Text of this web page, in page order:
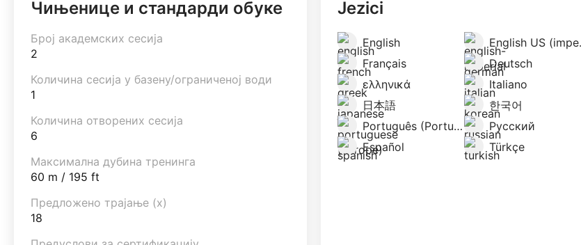
Чињенице и стандарди обуке
Број академских сесија
2
Количина сесија у базену/ограниченој води
1
Количина отворених сесија
6
Максимална дубина тренинга
60 m / 195 ft
Предложено трајање (х)
18
Jezici
English
Français
Deutsch
ελληνικά
Italiano
日本語
한국어
Português (Portugal)
Русский
Español
Türkçe